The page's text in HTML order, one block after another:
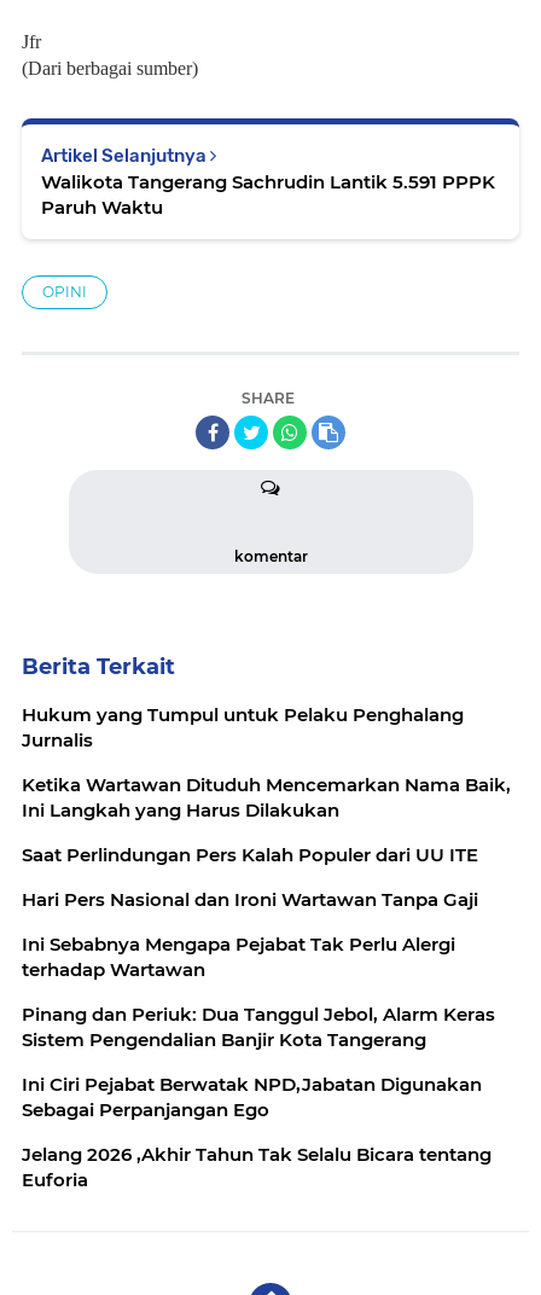
Jfr
(Dari berbagai sumber)
Artikel Selanjutnya
Walikota Tangerang Sachrudin Lantik 5.591 PPPK
Paruh Waktu
OPINI
SHARE
komentar
Berita Terkait
Hukum yang Tumpul untuk Pelaku Penghalang
Jurnalis
Ketika Wartawan Dituduh Mencemarkan Nama Baik,
Ini Langkah yang Harus Dilakukan
Saat Perlindungan Pers Kalah Populer dari UU ITE
Hari Pers Nasional dan Ironi Wartawan Tanpa Gaji
Ini Sebabnya Mengapa Pejabat Tak Perlu Alergi
terhadap Wartawan
Pinang dan Periuk: Dua Tanggul Jebol, Alarm Keras
Sistem Pengendalian Banjir Kota Tangerang
Ini Ciri Pejabat Berwatak NPD,Jabatan Digunakan
Sebagai Perpanjangan Ego
Jelang 2026 ,Akhir Tahun Tak Selalu Bicara tentang
Euforia